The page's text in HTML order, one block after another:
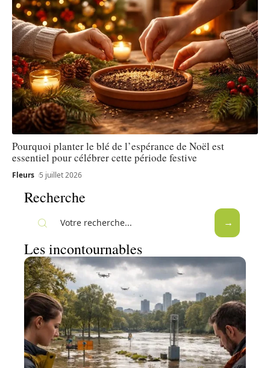
Pourquoi planter le blé de l’espérance de Noël est
essentiel pour célébrer cette période festive
Fleurs 5 juillet 2026
Recherche
Les incontournables